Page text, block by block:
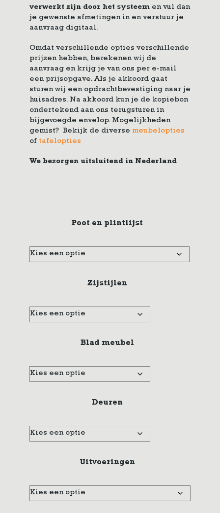
verwerkt zijn door het systeem en vul dan
je gewenste afmetingen in en verstuur je
aanvraag digitaal.
Omdat verschillende opties verschillende
prijzen hebben, berekenen wij de
aanvraag en krijg je van ons per e-mail
een prijsopgave. Als je akkoord gaat
sturen wij een opdrachtbevestiging naar je
huisadres. Na akkoord kun je de kopiebon
ondertekend aan ons terugsturen in
bijgevoegde envelop. Mogelijkheden
gemist? Bekijk de diverse meubelopties
of tafelopties
We bezorgen uitsluitend in Nederland
Poot en plintlijst
Zijstijlen
Blad meubel
Deuren
Uitvoeringen